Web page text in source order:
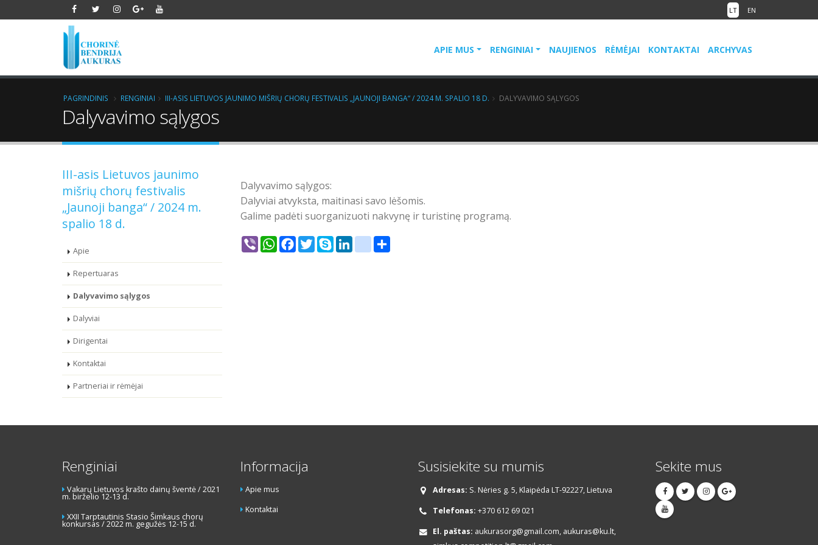
LT EN
APIE MUS RENGINIAI NAUJIENOS RĖMĖJAI KONTAKTAI ARCHYVAS
PAGRINDINIS RENGINIAI III-ASIS LIETUVOS JAUNIMO MIŠRIŲ CHORŲ FESTIVALIS „JAUNOJI BANGA“ / 2024 M. SPALIO 18 D. DALYVAVIMO SĄLYGOS
Dalyvavimo sąlygos
III-asis Lietuvos jaunimo
mišrių chorų festivalis
„Jaunoji banga“ / 2024 m.
spalio 18 d.
Apie
Repertuaras
Dalyvavimo sąlygos
Dalyviai
Dirigentai
Kontaktai
Partneriai ir rėmėjai
Dalyvavimo sąlygos:
Dalyviai atvyksta, maitinasi savo lėšomis.
Galime padėti suorganizuoti nakvynę ir turistinę programą.
ViberWhatsAppFacebook
TwitterSkypeLinkedIngoogle_bookmarks
Share
Renginiai
Vakarų Lietuvos krašto dainų šventė / 2021
m. birželio 12-13 d.
XXII Tarptautinis Stasio Šimkaus chorų
konkursas / 2022 m. gegužės 12-15 d.
Informacija
Apie mus
Kontaktai
Susisiekite su mumis
Adresas: S. Nėries g. 5, Klaipėda LT-92227, Lietuva
Telefonas: +370 612 69 021
El. paštas: aukurasorg@gmail.com, aukuras@ku.lt,
Sekite mus